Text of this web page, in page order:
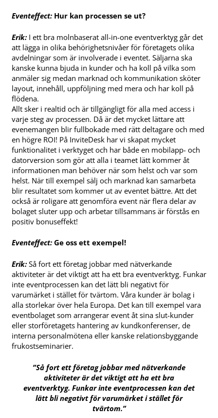
Eventeffect: Hur kan processen se ut?
Erik: I ett bra molnbaserat all-in-one eventverktyg går det
att lägga in olika behörighetsnivåer för företagets olika
avdelningar som är involverade i eventet. Säljarna ska
kanske kunna bjuda in kunder och ha koll på vilka som
anmäler sig medan marknad och kommunikation sköter
layout, innehåll, uppföljning med mera och har koll på
flödena.
Allt sker i realtid och är tillgängligt för alla med access i
varje steg av processen. Då är det mycket lättare att
evenemangen blir fullbokade med rätt deltagare och med
en högre ROI! På InviteDesk har vi skapat mycket
funktionalitet i verktyget och har både en mobilapp- och
datorversion som gör att alla i teamet lätt kommer åt
informationen man behöver när som helst och var som
helst. När till exempel sälj och marknad kan samarbeta
blir resultatet som kommer ut av eventet bättre. Att det
också är roligare att genomföra event när flera delar av
bolaget sluter upp och arbetar tillsammans är förstås en
positiv bonuseffekt!
Eventeffect: Ge oss ett exempel!
Erik: Så fort ett företag jobbar med nätverkande
aktiviteter är det viktigt att ha ett bra eventverktyg. Funkar
inte eventprocessen kan det lätt bli negativt för
varumärket i stället för tvärtom. Våra kunder är bolag i
alla storlekar över hela Europa. Det kan till exempel vara
eventbolaget som arrangerar event åt sina slut-kunder
eller storföretagets hantering av kundkonferenser, de
interna personalmötena eller kanske relationsbyggande
frukostseminarier.
”Så fort ett företag jobbar med nätverkande
aktiviteter är det viktigt att ha ett bra
eventverktyg. Funkar inte eventprocessen kan det
lätt bli negativt för varumärket i stället för
tvärtom.”